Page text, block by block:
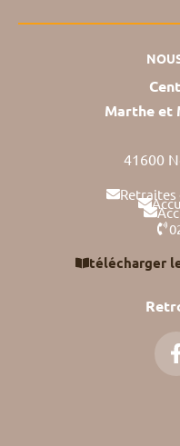
Marthe et
41600
Retraites
télécharger